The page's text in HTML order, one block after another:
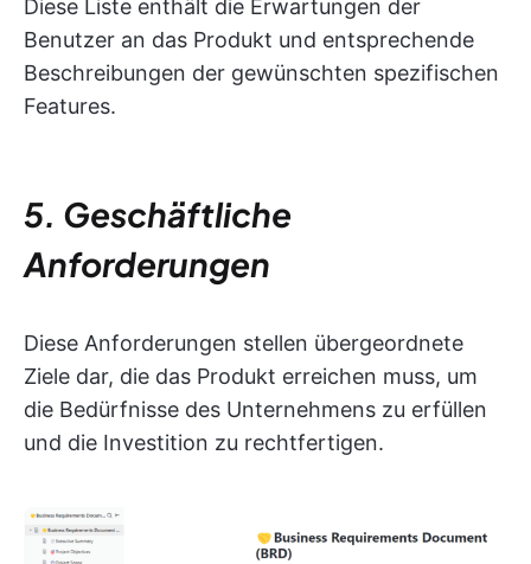
Diese Liste enthält die Erwartungen der
Benutzer an das Produkt und entsprechende
Beschreibungen der gewünschten spezifischen
Features.
5. Geschäftliche
Anforderungen
Diese Anforderungen stellen übergeordnete
Ziele dar, die das Produkt erreichen muss, um
die Bedürfnisse des Unternehmens zu erfüllen
und die Investition zu rechtfertigen.